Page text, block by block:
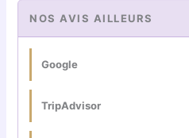
NOS AVIS AILLEURS
Google
TripAdvisor